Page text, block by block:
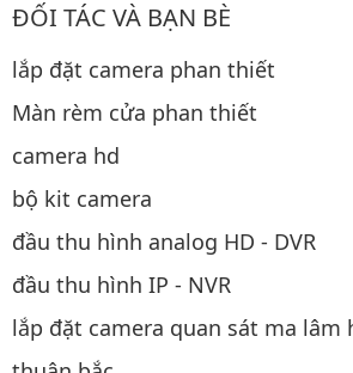
ĐỐI TÁC VÀ BẠN BÈ
lắp đặt camera phan thiết
Màn rèm cửa phan thiết
camera hd
bộ kit camera
đầu thu hình analog HD - DVR
đầu thu hình IP - NVR
lắp đặt camera quan sát ma lâm